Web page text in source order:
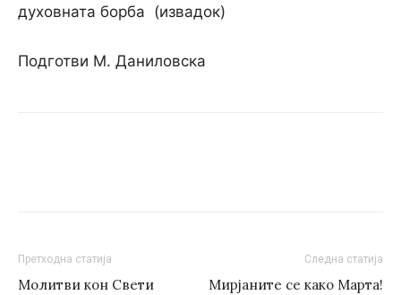
духовната борба (извадок)
Подготви М. Даниловска
Претходна статија
Молитви кон Свети
Следна статија
Мирјаните се како Марта!